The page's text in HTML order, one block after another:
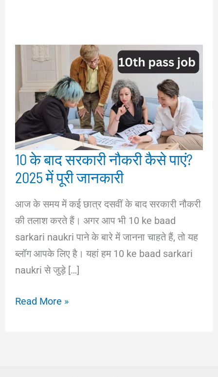
10 के बाद सरकारी नौकरी कैसे पाएं?
2025 में पूरी जानकारी
आज के समय में कई छात्र दसवीं के बाद सरकारी नौकरी
की तलाश करते हैं। अगर आप भी 10 ke baad
sarkari naukri पाने के बारे में जानना चाहते हैं, तो यह
ब्लॉग आपके लिए है। यहां हम 10 ke baad sarkari
naukri से जुड़े […]
10
Read More »